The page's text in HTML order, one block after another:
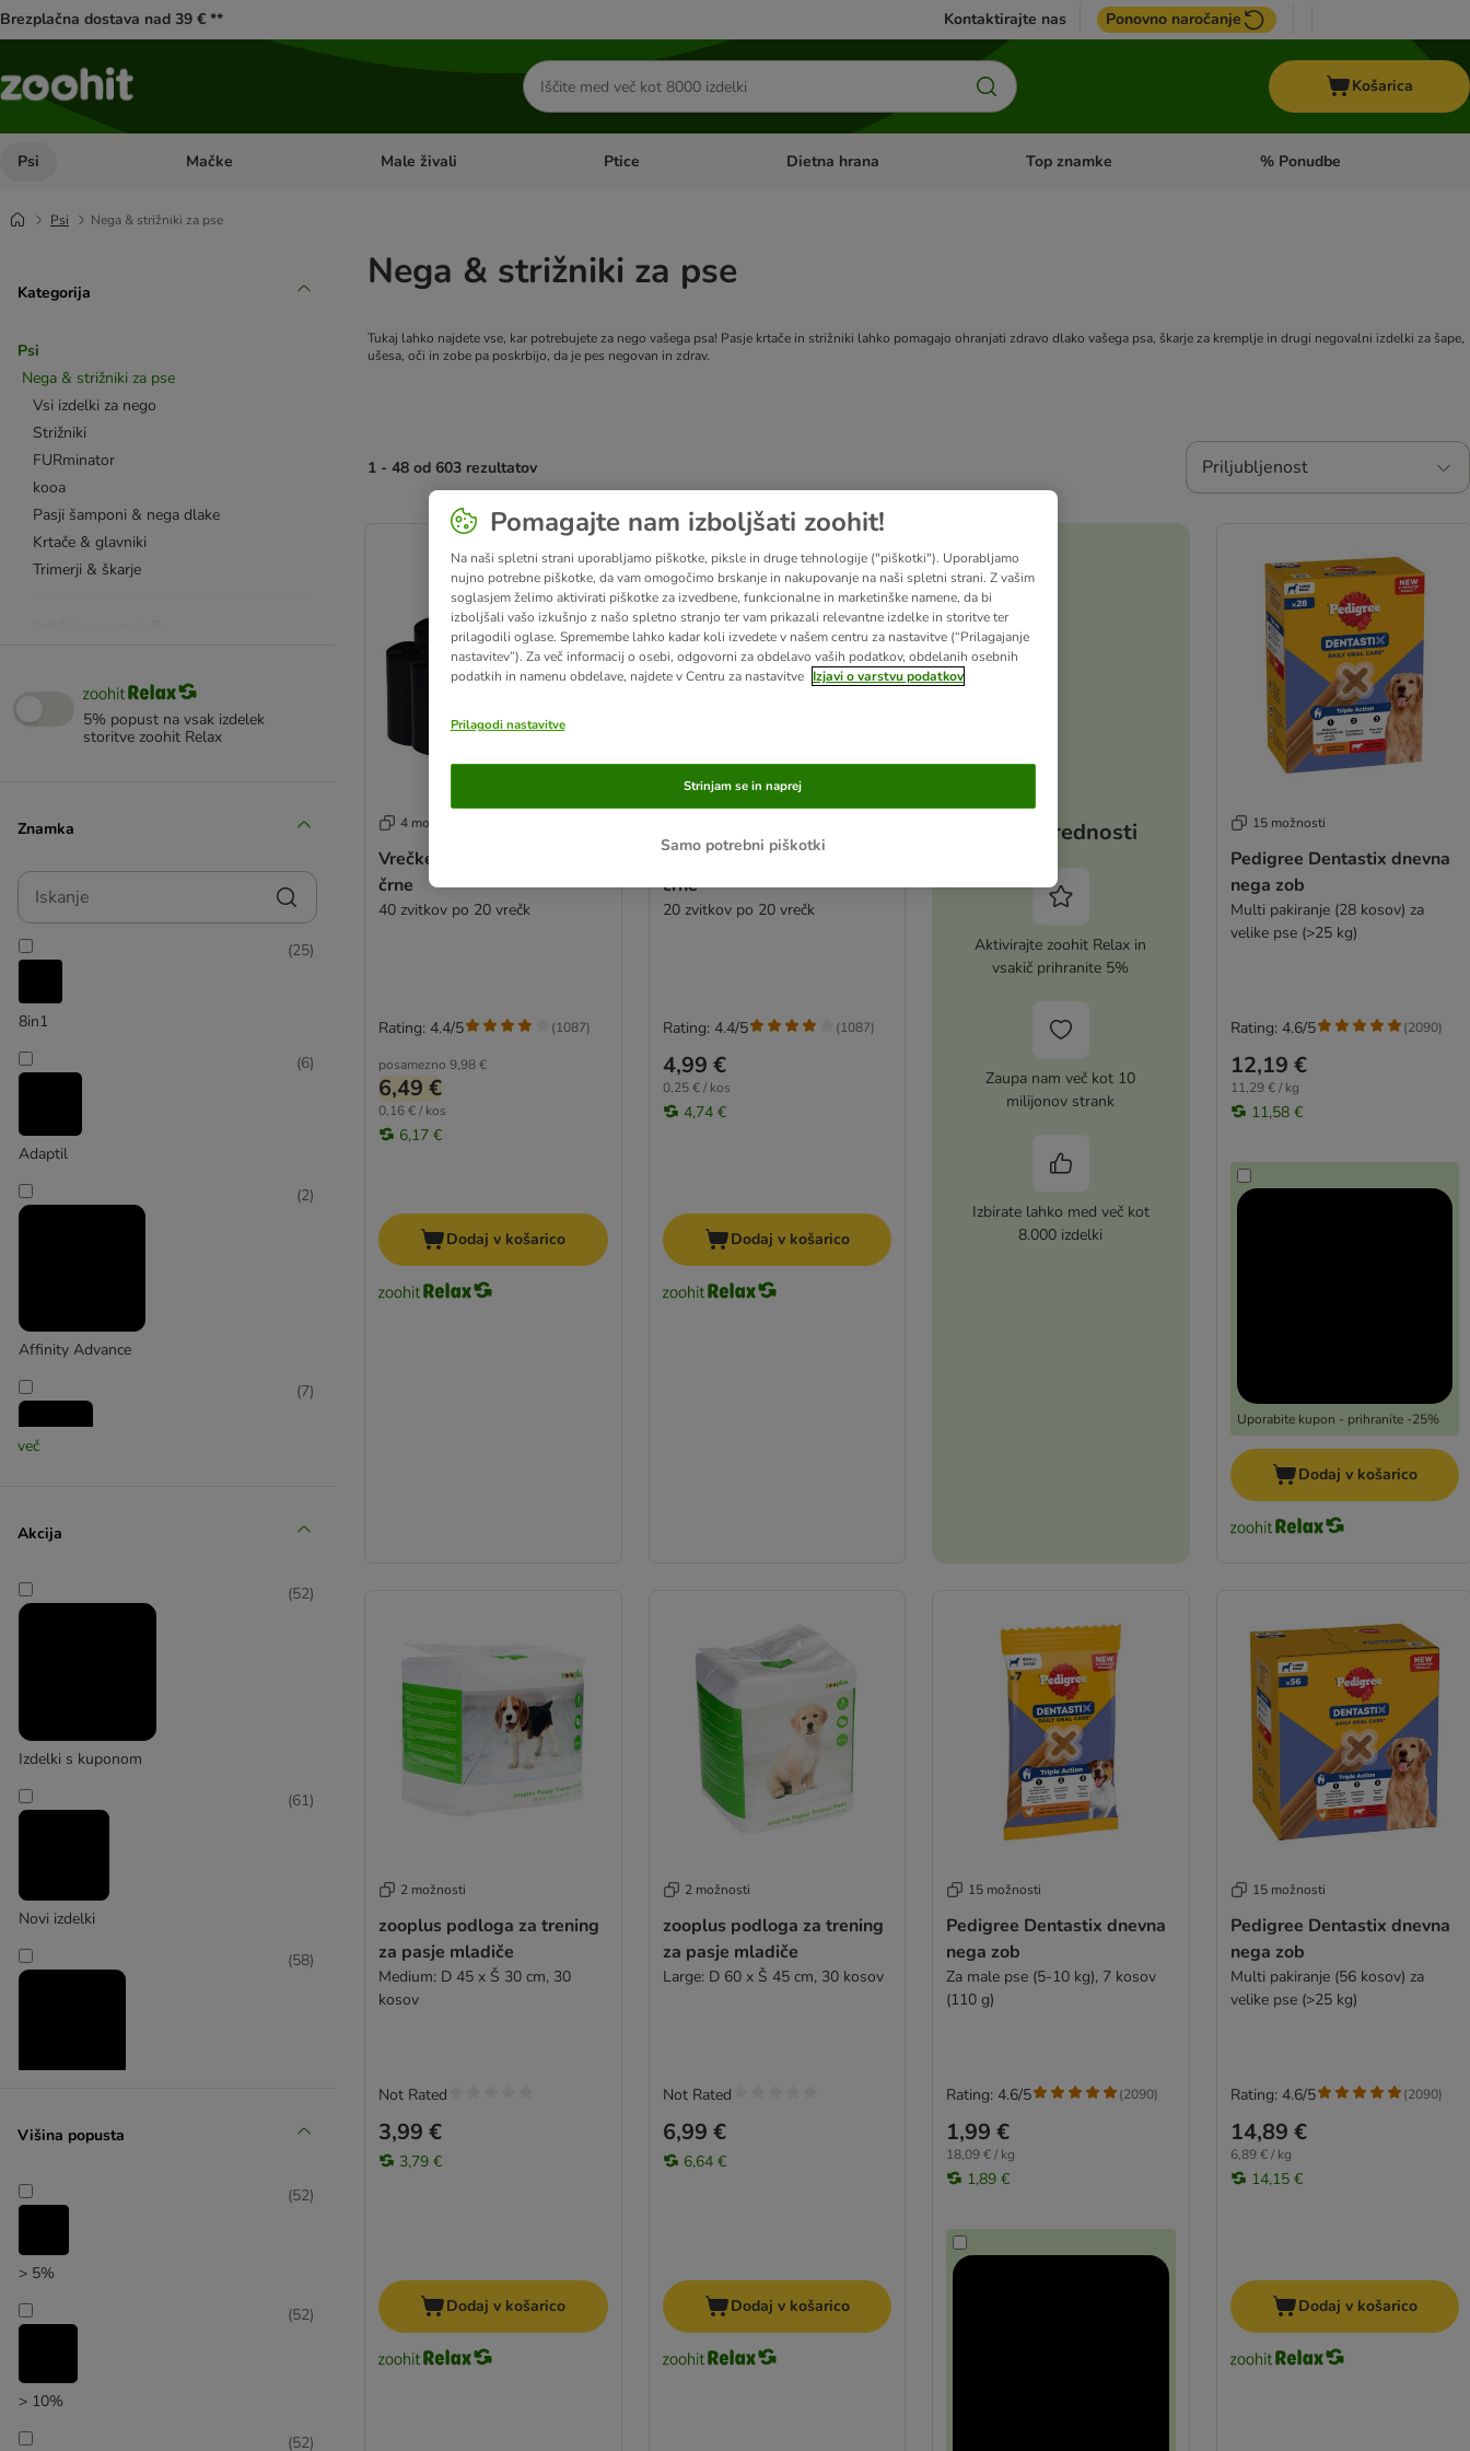
Brezplačna dostava nad 39 € ** Kontaktirajte nas Ponovno naročanje
Iskanje
izdelkov
Košarica
Psi Odprite meni kategorij: Psi
Mačke Odprite meni kategorij: Mačke
Male živali Odprite meni kategorij: Male živali
Ptice Odprite meni kategorij: Ptice
Dietna hrana Odprite meni kategorij: Dietna hrana
Top znamke Odprite meni kategorij: Top
% Ponudbe
Psi Nega & strižniki za pse
Kategorija
Psi
Nega & strižniki za pse
Vsi izdelki za nego
Strižniki
FURminator
kooa
Pasji šamponi & nega dlake
Krtače & glavniki
Trimerji & škarje
Nega oči & ušes
Domača lekarna in prva pomoč
Brisače za pse
5% popust na vsak izdelek
storitve zoohit Relax
Znamka
Iskanje
8in1
(25)
Adaptil
(6)
Affinity Advance
(2)
(7)
(7)
več
Akcija
Izdelki s kuponom
(52)
Novi izdelki
(61)
(58)
zoohitov izbor
39)
Višina popusta
> 5%
(52)
> 10%
(52)
(52)
Nega & strižniki za pse
Tukaj lahko najdete vse, kar potrebujete za nego vašega psa! Pasje krtače in strižniki lahko pomagajo ohranjati zdravo dlako vašega psa, škarje za kremplje in drugi negovalni izdelki za šape,
ušesa, oči in zobe pa poskrbijo, da je pes negovan in zdrav.
1 - 48 od 603 rezultatov Priljubljenost
product items have been changed
4 možnosti
Vrečke za pasje iztrebke
črne
40 zvitkov po 20 vrečk
posamezno 9,98 €
6,49 €
0,16 € / kos
6,17 €
Rating: 4.4/5 (1087)
Dodaj v košarico
Vrečke za pasje iztrebke
črne
20 zvitkov po 20 vrečk
4,99 €
0,25 € / kos
4,74 €
Rating: 4.4/5 (1087)
Dodaj v košarico
Vaše prednosti
Aktivirajte zoohit Relax in
vsakič prihranite 5%
Zaupa nam več kot 10
milijonov strank
Izbirate lahko med več kot
8.000 izdelki
15 možnosti
Pedigree Dentastix dnevna
nega zob
Multi pakiranje (28 kosov) za
velike pse (>25 kg)
12,19 €
11,29 € / kg
11,58 €
Uporabite kupon - prihranite -25%
Rating: 4.6/5 (2090)
Dodaj v košarico
2 možnosti
zooplus podloga za trening
za pasje mladiče
Medium: D 45 x Š 30 cm, 30
kosov
3,99 €
3,79 €
Not Rated
Dodaj v košarico
2 možnosti
zooplus podloga za trening
za pasje mladiče
Large: D 60 x Š 45 cm, 30 kosov
6,99 €
6,64 €
Not Rated
Dodaj v košarico
15 možnosti
Pedigree Dentastix dnevna
nega zob
Za male pse (5-10 kg), 7 kosov
(110 g)
1,99 €
18,09 € / kg
1,89 €
Rating: 4.6/5 (2090)
15 možnosti
Pedigree Dentastix dnevna
nega zob
Multi pakiranje (56 kosov) za
velike pse (>25 kg)
14,89 €
6,89 € / kg
14,15 €
Rating: 4.6/5 (2090)
Dodaj v košarico
Pomagajte nam izboljšati zoohit!
Na naši spletni strani uporabljamo piškotke, piksle in druge tehnologije ("piškotki"). Uporabljamo
nujno potrebne piškotke, da vam omogočimo brskanje in nakupovanje na naši spletni strani. Z vašim
soglasjem želimo aktivirati piškotke za izvedbene, funkcionalne in marketinške namene, da bi
izboljšali vašo izkušnjo z našo spletno stranjo ter vam prikazali relevantne izdelke in storitve ter
prilagodili oglase. Spremembe lahko kadar koli izvedete v našem centru za nastavitve (“Prilagajanje
nastavitev”). Za več informacij o osebi, odgovorni za obdelavo vaših podatkov, obdelanih osebnih
podatkih in namenu obdelave, najdete v Centru za nastavitve Izjavi o varstvu podatkov
Prilagodi nastavitve
Samo potrebni piškotki
Strinjam se in naprej